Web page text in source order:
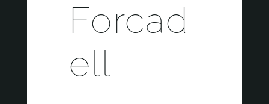
Forcad
ell